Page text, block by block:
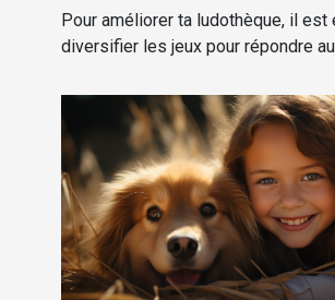
Pour améliorer ta ludothèque, il
diversifier les jeux pour répondre